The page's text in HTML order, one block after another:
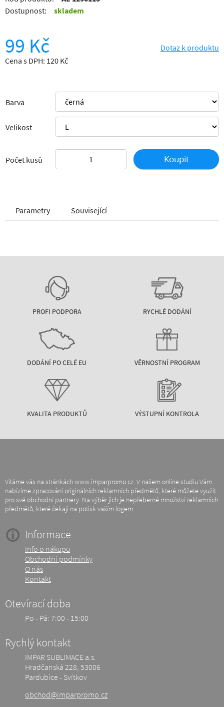
Dostupnost:
skladem
99 Kč
Cena s DPH: 120 Kč
Dotaz k produktu
Barva
Velikost
Počet kusů Koupit
Parametry Související
PROFI PODPORA RYCHLÉ DODÁNÍ
DODÁNÍ PO CELÉ EU VĚRNOSTNÍ PROGRAM
KVALITA PRODUKTŮ VÝSTUPNÍ KONTROLA
Vítáme vás na stránkách www.imparpromo.cz. V našem online studiu Vám
nabízíme zpracování originálních reklamních předmětů, které můžete využít
pro své obchodní partnery. Na výběr jich je nepřeberné množství reklamních
předmětů, které čekají na potisk vaším logem.
Informace
Info o nákupu
Obchodní podmínky
O nás
Kontakt
Otevírací doba
Po - Pá: 7:00 - 15:00
Rychlý kontakt
IMPAR SUBLIMACE a.s.
Hradčanská 228, 53006
Pardubice - Svítkov
obchod@imparpromo.cz